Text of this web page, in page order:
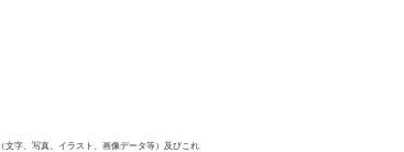
文字、写真、イラスト、画像データ等）及びこれ